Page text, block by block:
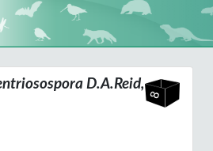
D.A.Reid,